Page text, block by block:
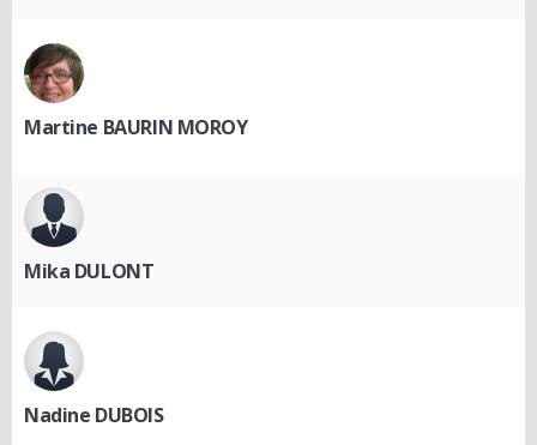
Martine BAURIN MOROY
Mika DULONT
Nadine DUBOIS